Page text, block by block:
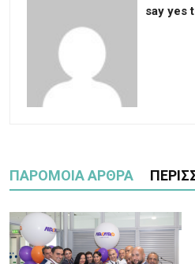
say yes
ΠΑΡΟΜΟΙΑ ΑΡΘΡΑ